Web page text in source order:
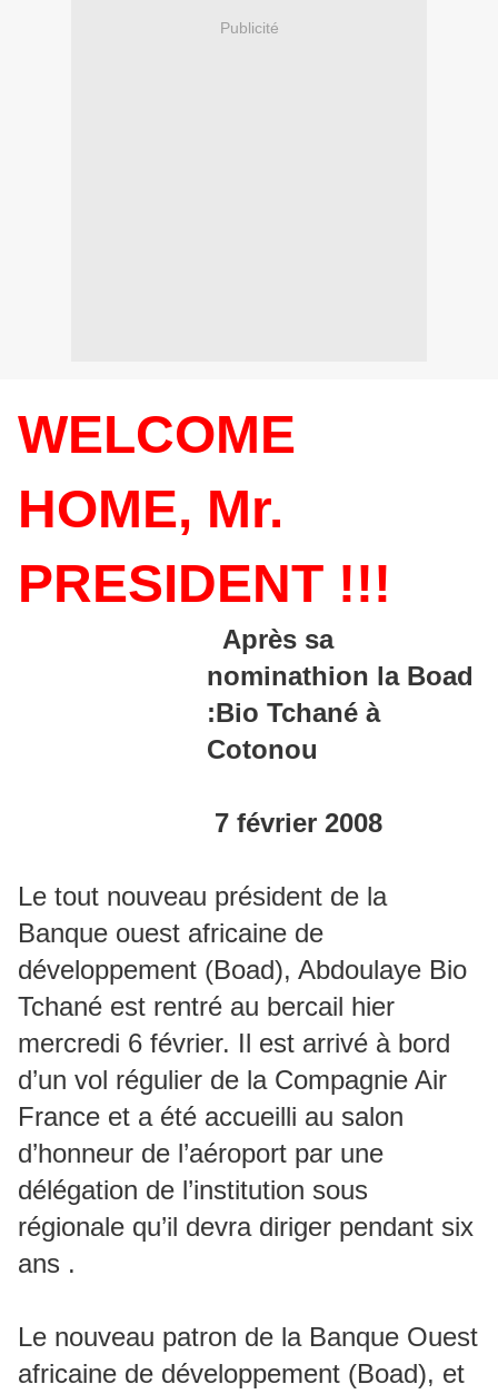
Publicité
WELCOME
HOME, Mr.
PRESIDENT !!!
Après sa
nominathion la Boad
:Bio Tchané à
Cotonou
7 février 2008
Le tout nouveau président de la
Banque ouest africaine de
développement (Boad), Abdoulaye Bio
Tchané est rentré au bercail hier
mercredi 6 février. Il est arrivé à bord
d’un vol régulier de la Compagnie Air
France et a été accueilli au salon
d’honneur de l’aéroport par une
délégation de l’institution sous
régionale qu’il devra diriger pendant six
ans .
Le nouveau patron de la Banque Ouest
africaine de développement (Boad), et